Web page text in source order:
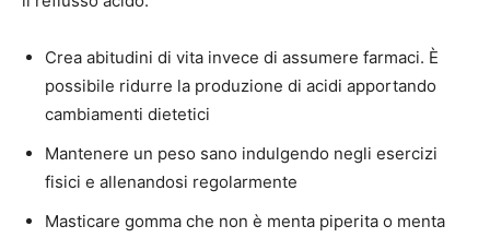
Crea abitudini di vita invece di assumere farmaci. È
possibile ridurre la produzione di acidi apportando
cambiamenti dietetici
Mantenere un peso sano indulgendo negli esercizi
fisici e allenandosi regolarmente
Masticare gomma che non è menta piperita o menta